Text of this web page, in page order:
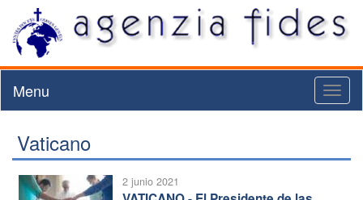
Menu
Vaticano
2 junio 2021